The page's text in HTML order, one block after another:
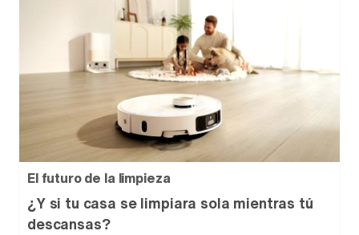
El futuro de la limpieza
¿Y si tu casa se limpiara sola mientras tú
descansas?